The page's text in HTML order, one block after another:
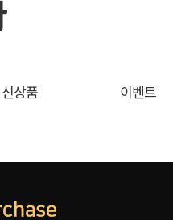
신상품 이벤트